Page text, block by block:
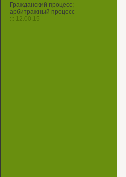
Гражданский процесс;
арбитражный процесс
::: 12.00.15